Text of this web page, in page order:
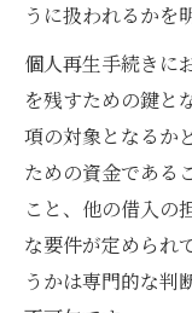
うに扱われるかを
個人再生手続きに
を残すための鍵と
項の対象となるか
ための資金である
こと、他の借入の
な要件が定められ
うかは専門的な判